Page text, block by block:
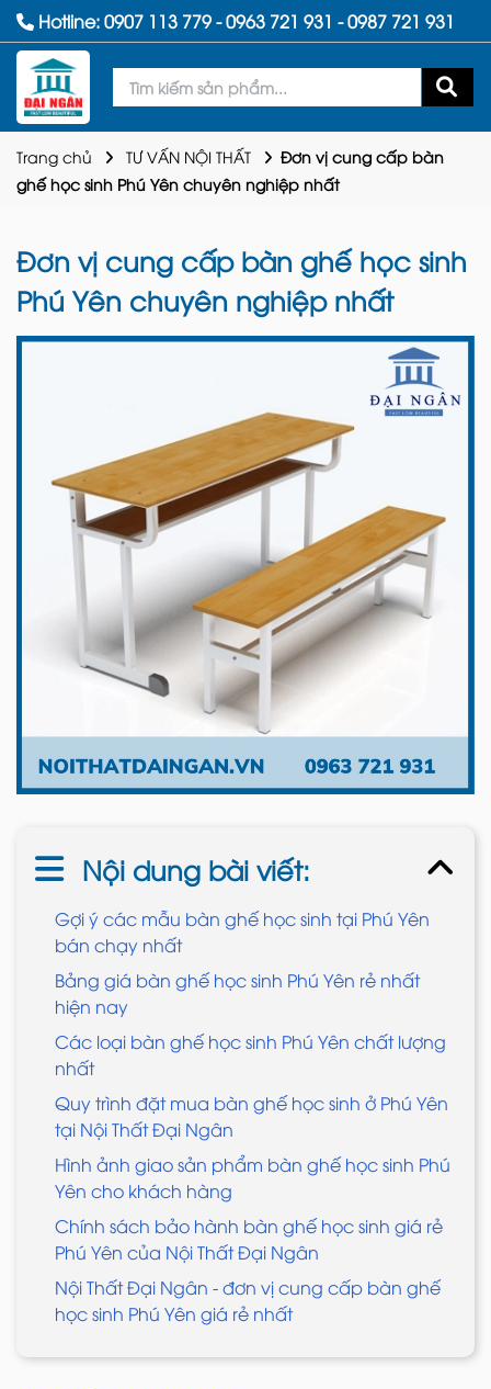
Hotline:0907 113 779-0963 721 931 -0987 721 931
Trang chủ TƯ VẤN NỘI THẤT
Đơn vị cung cấp bàn
ghế học sinh Phú Yên chuyên nghiệp nhất
Đơn vị cung cấp bàn ghế học sinh
Phú Yên chuyên nghiệp nhất
Nội dung bài viết:
Gợi ý các mẫu bàn ghế học sinh tại Phú Yên
bán chạy nhất
Bảng giá bàn ghế học sinh Phú Yên rẻ nhất
hiện nay
Các loại bàn ghế học sinh Phú Yên chất lượng
nhất
Quy trình đặt mua bàn ghế học sinh ở Phú Yên
tại Nội Thất Đại Ngân
Hình ảnh giao sản phẩm bàn ghế học sinh Phú
Yên cho khách hàng
Chính sách bảo hành bàn ghế học sinh giá rẻ
Phú Yên của Nội Thất Đại Ngân
Nội Thất Đại Ngân - đơn vị cung cấp bàn ghế
học sinh Phú Yên giá rẻ nhất